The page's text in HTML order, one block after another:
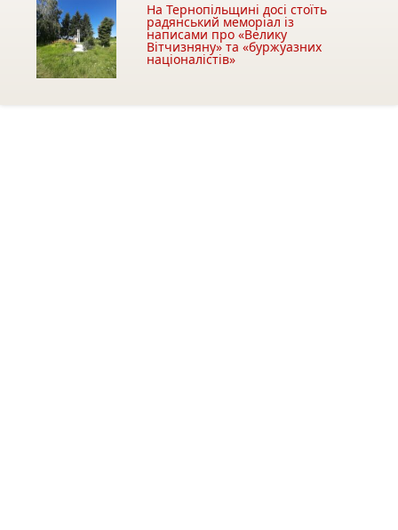
На Тернопільщині досі стоїть
радянський меморіал із
написами про «Велику
Вітчизняну» та «буржуазних
націоналістів»